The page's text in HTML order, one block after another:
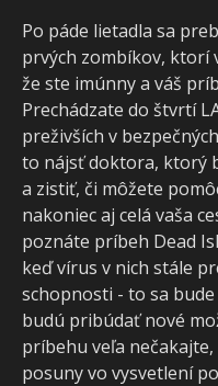
Po páde lietadla sa
prvých zombíkov, ktorí
že ste imúnny a váš
Prechádzate do štvrtí
preživších v
to nájsť doktora, ktorý
a zistiť, či môžete
nakoniec aj celá vaša
poznáte príbeh Dead
keď vírus v nich stále
schopnosti - to sa
budú pribúdať nové
príbehu veľa
posuny vo vysvetlení